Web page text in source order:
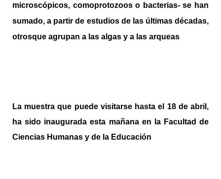
microscópicos, comoprotozooso bacterias- se han
sumado, a partir de estudios de las últimas décadas,
otrosque agrupan a las algas y a las arqueas
La muestra que puede visitarse hasta el 18 de abril,
ha sido inaugurada esta mañana en la Facultad de
Ciencias Humanas y de la Educación